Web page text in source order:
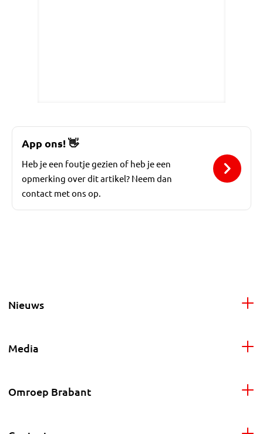
App ons!👋
Heb je een foutje gezien of heb je een
opmerking over dit artikel? Neem dan
contact met ons op.
Nieuws
Media
Omroep Brabant